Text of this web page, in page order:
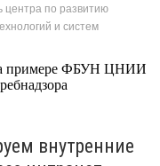
центра по развитию
и систем
внутренние